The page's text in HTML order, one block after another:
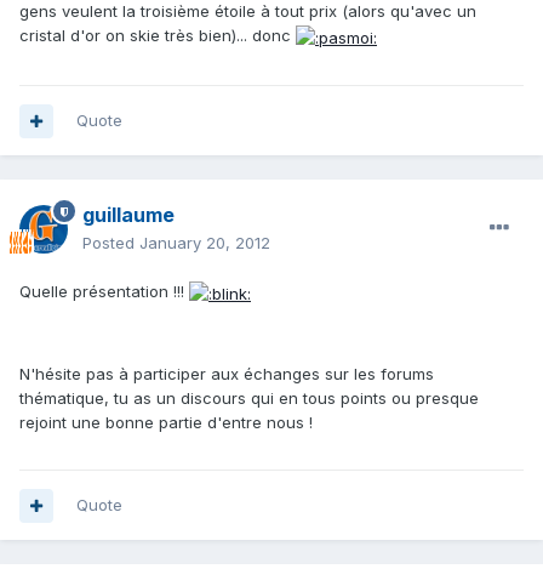
gens veulent la troisième étoile à tout prix (alors qu'avec un
cristal d'or on skie très bien)... donc
Quote
guillaume
Posted January 20, 2012
Quelle présentation !!!
N'hésite pas à participer aux échanges sur les forums
thématique, tu as un discours qui en tous points ou presque
rejoint une bonne partie d'entre nous !
Quote